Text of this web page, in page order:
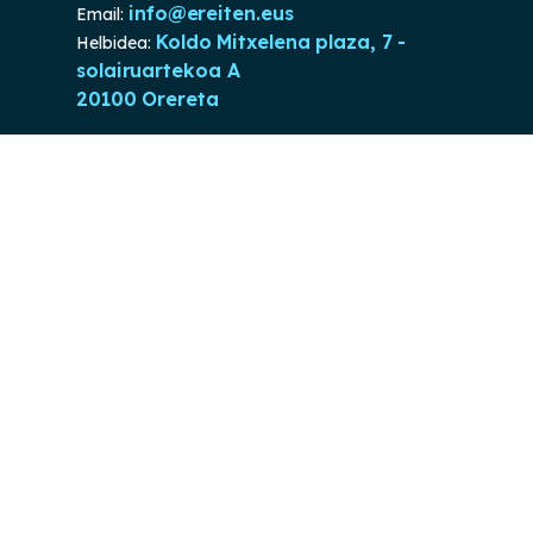
Email: info@ereiten.eus
Helbidea: Koldo Mitxelena plaza, 7 -
solairuartekoa A
20100 Orereta